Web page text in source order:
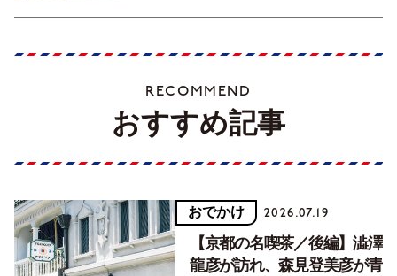
RECOMMEND
おすすめ記事
おでかけ 2026.07.19
【京都の名喫茶／後編】澁澤
龍彦が訪れ、森見登美彦が青